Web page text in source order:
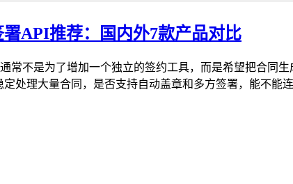
署API推荐：国内外7款产品对比
常不是为了增加一个独立的签约工具，而是希望把合同
处理大量合同，是否支持自动盖章和多方签署，能不能